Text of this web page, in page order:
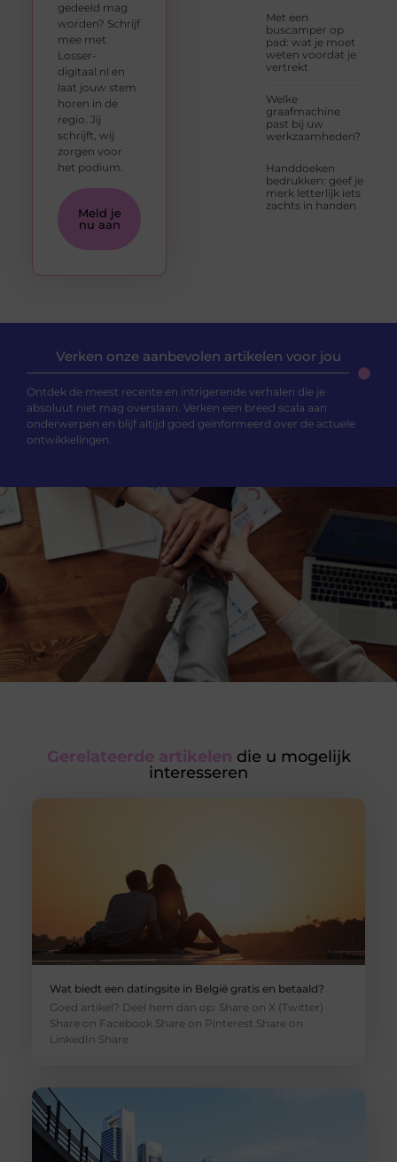
Met een
buscamper op
pad: wat je moet
weten voordat je
vertrekt
Welke
graafmachine
past bij uw
werkzaamheden?
Handdoeken
bedrukken: geef je
merk letterlijk iets
zachts in handen
gedeeld mag
worden? Schrijf
mee met
Losser-
digitaal.nl en
laat jouw stem
horen in de
regio. Jij
schrijft, wij
zorgen voor
het podium.
Meld je
nu aan
Verken onze aanbevolen artikelen voor jou
Ontdek de meest recente en intrigerende verhalen die je
absoluut niet mag overslaan. Verken een breed scala aan
onderwerpen en blijf altijd goed geïnformeerd over de actuele
ontwikkelingen.
Gerelateerde artikelen die u mogelijk
interesseren
Wat biedt een datingsite in België gratis en betaald?
Goed artikel? Deel hem dan op: Share on X (Twitter)
Share on Facebook Share on Pinterest Share on
LinkedIn Share